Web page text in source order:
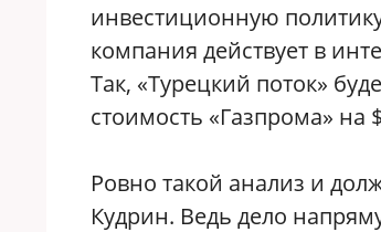
инвестиционную
компания действует в
Так, «Турецкий поток»
стоимость «Газпрома»
Ровно такой анализ и
Кудрин. Ведь дело